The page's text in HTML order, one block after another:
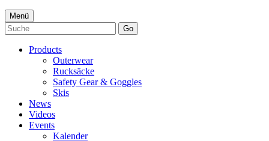
Menü
Go
Products
Outerwear
Rucksäcke
Safety Gear & Goggles
Skis
News
Videos
Events
Kalender